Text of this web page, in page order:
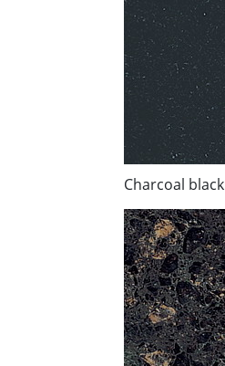
Charcoal black